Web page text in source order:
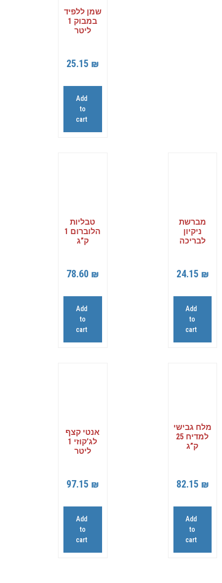
שמן ללפיד
במבוק 1
ליטר
25.15 ₪
Add
to
cart
מברשת
ניקיון
לבריכה
24.15 ₪
Add
to
cart
טבליות
הלוברום 1
ק”ג
78.60 ₪
Add
to
cart
מלח גבישי
למדיח 25
ק”ג
82.15 ₪
Add
to
cart
אנטי קצף
לג’קוזי 1
ליטר
97.15 ₪
Add
to
cart